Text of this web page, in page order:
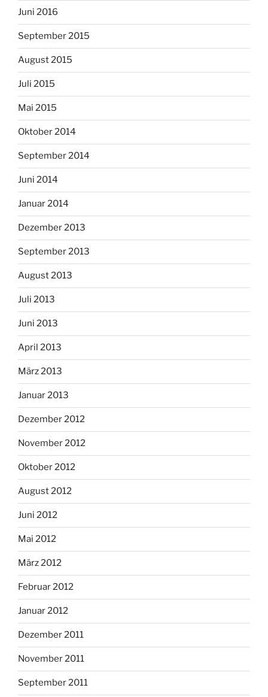
Juni 2016
September 2015
August 2015
Juli 2015
Mai 2015
Oktober 2014
September 2014
Juni 2014
Januar 2014
Dezember 2013
September 2013
August 2013
Juli 2013
Juni 2013
April 2013
März 2013
Januar 2013
Dezember 2012
November 2012
Oktober 2012
August 2012
Juni 2012
Mai 2012
März 2012
Februar 2012
Januar 2012
Dezember 2011
November 2011
September 2011